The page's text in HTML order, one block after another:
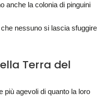
anche la colonia di pinguini
nessuno si lascia sfuggire
Terra del
più agevoli di quanto la loro